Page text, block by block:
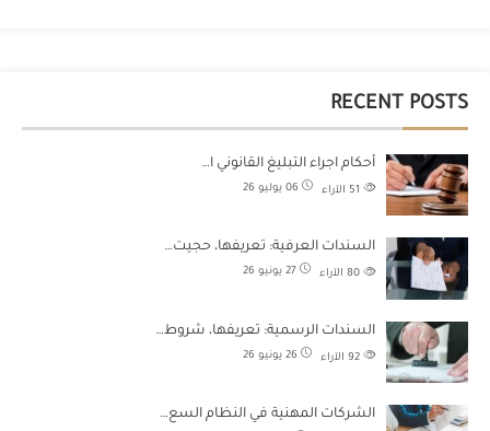
RECENT POSTS
أحكام اجراء التبليغ القانوني ا…
06 يوليو 26 الآراء
السندات العرفية: تعريفها، حجيت…
27 يونيو 26 الآراء
السندات الرسمية: تعريفها، شروط…
26 يونيو 26 الآراء
الشركات المهنية في النظام السع…